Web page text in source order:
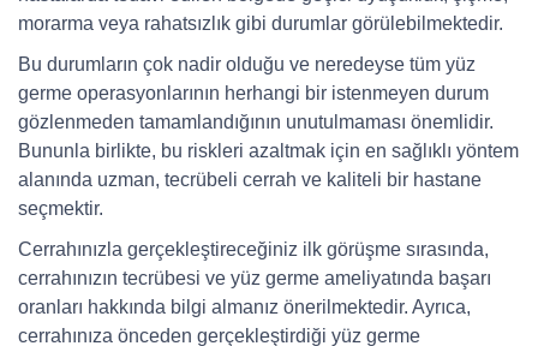
morarma veya rahatsızlık gibi durumlar görülebilmektedir.
Bu durumların çok nadir olduğu ve neredeyse tüm yüz
germe operasyonlarının herhangi bir istenmeyen durum
gözlenmeden tamamlandığının unutulmaması önemlidir.
Bununla birlikte, bu riskleri azaltmak için en sağlıklı yöntem
alanında uzman, tecrübeli cerrah ve kaliteli bir hastane
seçmektir.
Cerrahınızla gerçekleştireceğiniz ilk görüşme sırasında,
cerrahınızın tecrübesi ve yüz germe ameliyatında başarı
oranları hakkında bilgi almanız önerilmektedir. Ayrıca,
cerrahınıza önceden gerçekleştirdiği yüz germe